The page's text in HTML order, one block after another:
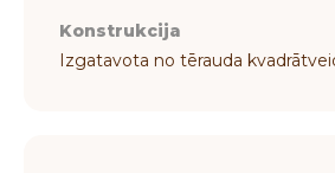
Konstrukcija
Izgatavota no tērauda